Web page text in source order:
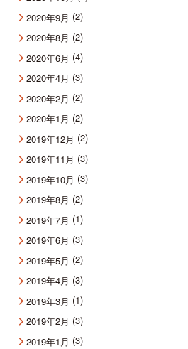
2020年9月 (2)
2020年8月 (2)
2020年6月 (4)
2020年4月 (3)
2020年2月 (2)
2020年1月 (2)
2019年12月 (2)
2019年11月 (3)
2019年10月 (3)
2019年8月 (2)
2019年7月 (1)
2019年6月 (3)
2019年5月 (2)
2019年4月 (3)
2019年3月 (1)
2019年2月 (3)
2019年1月 (3)